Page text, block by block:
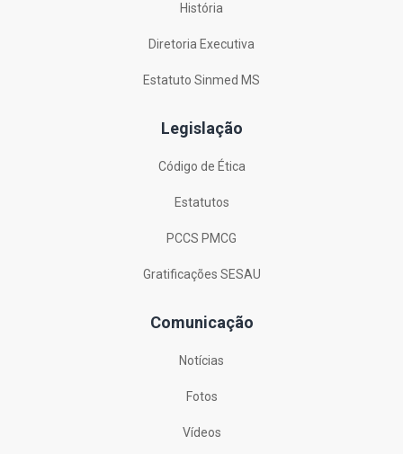
História
Diretoria Executiva
Estatuto Sinmed MS
Legislação
Código de Ética
Estatutos
PCCS PMCG
Gratificações SESAU
Comunicação
Notícias
Fotos
Vídeos